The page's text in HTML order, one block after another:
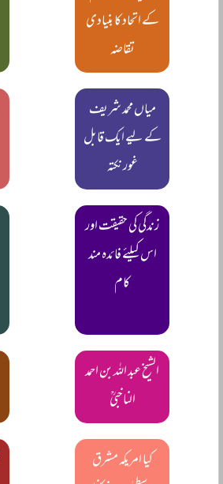
کے اتحاد کا بنیادی
تقاضہ
میاں محمد شریف
کے لیے ایک قابل
غور نکتہ
زندگی کی حقیقت اور
اس کیلئے فائدہ مند
کام
الشیخ عبد اللہ بن احمد
الناخبیؒ
کیا امریکہ مشرق